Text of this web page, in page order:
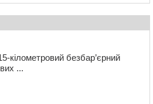
кілометровий безбар’єрний
...